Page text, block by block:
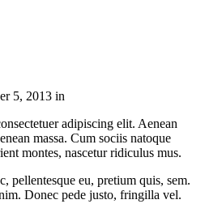
5, 2013 in
adipiscing elit. Aenean
massa. Cum sociis natoque
montes, nascetur ridiculus mus.
pellentesque eu, pretium quis, sem.
Donec pede justo, fringilla vel.